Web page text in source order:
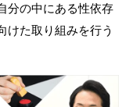
分の中にある性依存
けた取り組みを行う